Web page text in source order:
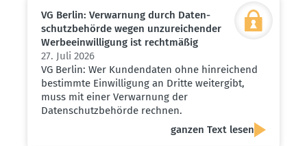
VG Berlin: Verwarnung durch Daten­
schutz­be­hörde wegen unzurei­chender
Werbe­ein­wil­ligung ist recht­mäßig
27. Juli 2026
VG Berlin: Wer Kundendaten ohne hinreichend
bestimmte Einwilligung an Dritte weitergibt,
muss mit einer Verwarnung der
Datenschutzbehörde rechnen.
ganzen Text lesen